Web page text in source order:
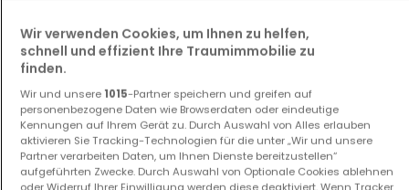
Wohnung
Luxembourg
1.464.432 €
Wohnung
Luxembourg
1.449.044 €
Wir verwenden Cookies, um Ihnen zu helfen,
schnell und effizient Ihre Traumimmobilie zu
finden.
Wir und unsere 1015-Partner speichern und greifen auf
personenbezogene Daten wie Browserdaten oder eindeutige
Kennungen auf Ihrem Gerät zu. Durch Auswahl von Alles erlauben
aktivieren Sie Tracking-Technologien für die unter „Wir und unsere
Partner verarbeiten Daten, um Ihnen Dienste bereitzustellen“
aufgeführten Zwecke. Durch Auswahl von Optionale Cookies ablehnen